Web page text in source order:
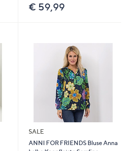
€ 59,99
SALE
ANNI FOR FRIENDS Bluse Anna